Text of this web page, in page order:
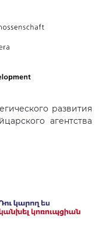
развития
агентства